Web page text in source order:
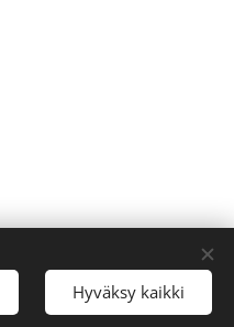
Hyväksy kaikki